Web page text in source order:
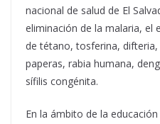
nacional de salud de El
eliminación de la malaria, el
de tétano, tosferina,
paperas, rabia humana,
sífilis congénita.
En la ámbito de la